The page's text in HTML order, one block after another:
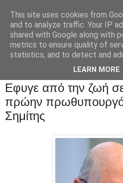
Εφυγε από την ζωή
πρώην
Σημίτης
This site uses cookies from
and to analyze traffic. Your IP
shared with Google along with
metrics to ensure quality of
statistics, and to detect and
LEARN MORE